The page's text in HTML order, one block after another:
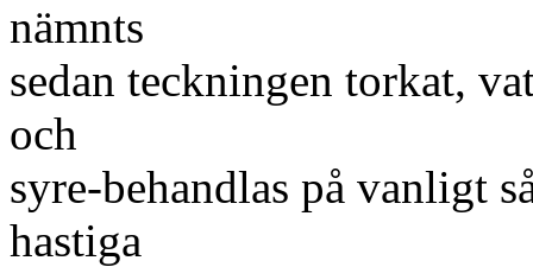
nämnts
sedan teckningen torkat,
och
syre-behandlas på vanligt
hastiga